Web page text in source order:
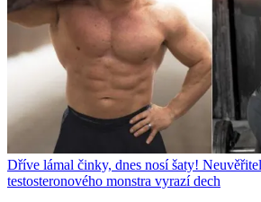
Dříve lámal činky, dnes nosí šaty!
testosteronového monstra vyrazí dech